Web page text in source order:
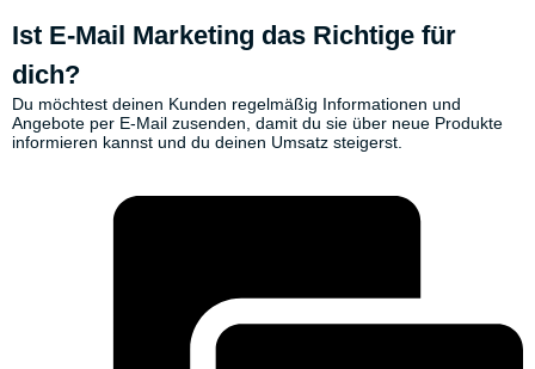
Ist E-Mail Marketing das Richtige für
dich?
Du möchtest deinen Kunden regelmäßig Informationen und
Angebote per E-Mail zusenden, damit du sie über neue Produkte
informieren kannst und du deinen Umsatz steigerst.